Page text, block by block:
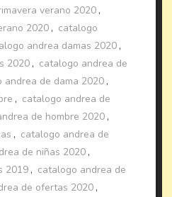
verano 2020 ,
2020 , catalogo
andrea damas 2020 ,
2020 , catalogo andrea de
andrea de dama 2020 ,
, catalogo andrea de
de hombre 2020 ,
, catalogo andrea de
de niñas 2020 ,
2019 , catalogo andrea de
de ofertas 2020 ,